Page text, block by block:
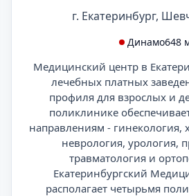
г. Екатеринбург,
Динамо648
Медицинский центр в
лечебных платных
профиля для взрослых и
поликлинике
направлениям - гинекология,
неврология, урология,
травматология и
Екатеринбургский
располагает четырьмя